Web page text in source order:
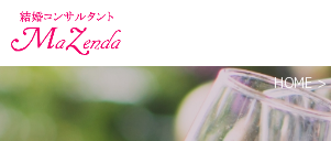
HOME>